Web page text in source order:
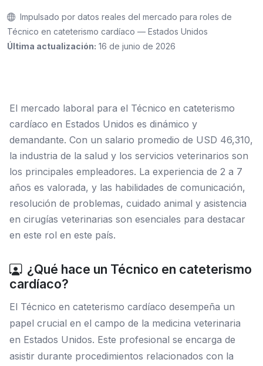
Impulsado por datos reales del mercado para roles de
Técnico en cateterismo cardíaco — Estados Unidos
Última actualización: 16 de junio de 2026
El mercado laboral para el Técnico en cateterismo
cardíaco en Estados Unidos es dinámico y
demandante. Con un salario promedio de USD 46,310,
la industria de la salud y los servicios veterinarios son
los principales empleadores. La experiencia de 2 a 7
años es valorada, y las habilidades de comunicación,
resolución de problemas, cuidado animal y asistencia
en cirugías veterinarias son esenciales para destacar
en este rol en este país.
¿Qué hace un Técnico en cateterismo
cardíaco?
El Técnico en cateterismo cardíaco desempeña un
papel crucial en el campo de la medicina veterinaria
en Estados Unidos. Este profesional se encarga de
asistir durante procedimientos relacionados con la